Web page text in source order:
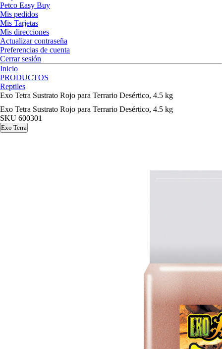
Petco Easy Buy
Mis pedidos
Mis Tarjetas
Mis direcciones
Actualizar contraseña
Preferencias de cuenta
Cerrar sesión
Inicio
PRODUCTOS
Reptiles
Exo Tetra Sustrato Rojo para Terrario Desértico, 4.5 kg
Exo Tetra Sustrato Rojo para Terrario Desértico, 4.5 kg
SKU 600301
Exo Terra